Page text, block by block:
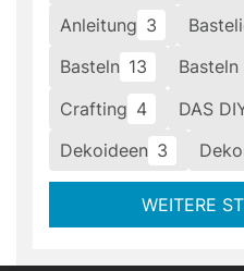
Anleitung 3
Basteln 13
Crafting 4 DAS
Dekoideen 3
WEITERE